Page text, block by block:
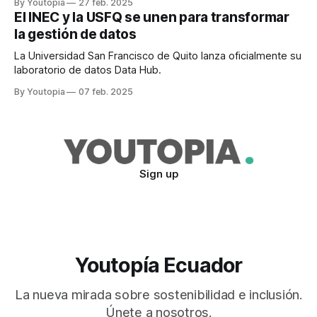
By Youtopia 27 feb. 2025
El INEC y la USFQ se unen para transformar
la gestión de datos
La Universidad San Francisco de Quito lanza oficialmente su
laboratorio de datos Data Hub.
By Youtopia 07 feb. 2025
Sign up
Youtopía Ecuador
La nueva mirada sobre sostenibilidad e inclusión.
Únete a nosotros.